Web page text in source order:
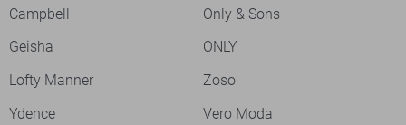
Campbell
Only & Sons
Geisha
ONLY
Lofty Manner
Zoso
Ydence
Vero Moda